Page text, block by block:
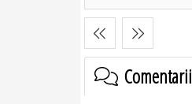
Comentarii